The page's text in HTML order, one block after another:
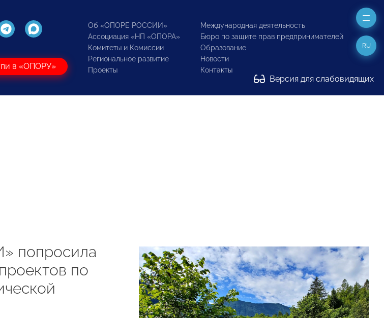
в «ОПОРУ»
Об «ОПОРЕ РОССИИ»
Ассоциация «НП «ОПОРА»
Комитеты и Комиссии
Региональное развитие
Проекты
Международная деятельность
Бюро по защите прав предпринимателей
Образование
Новости
Контакты
Версия для слабовидящих
RU
попросила
по